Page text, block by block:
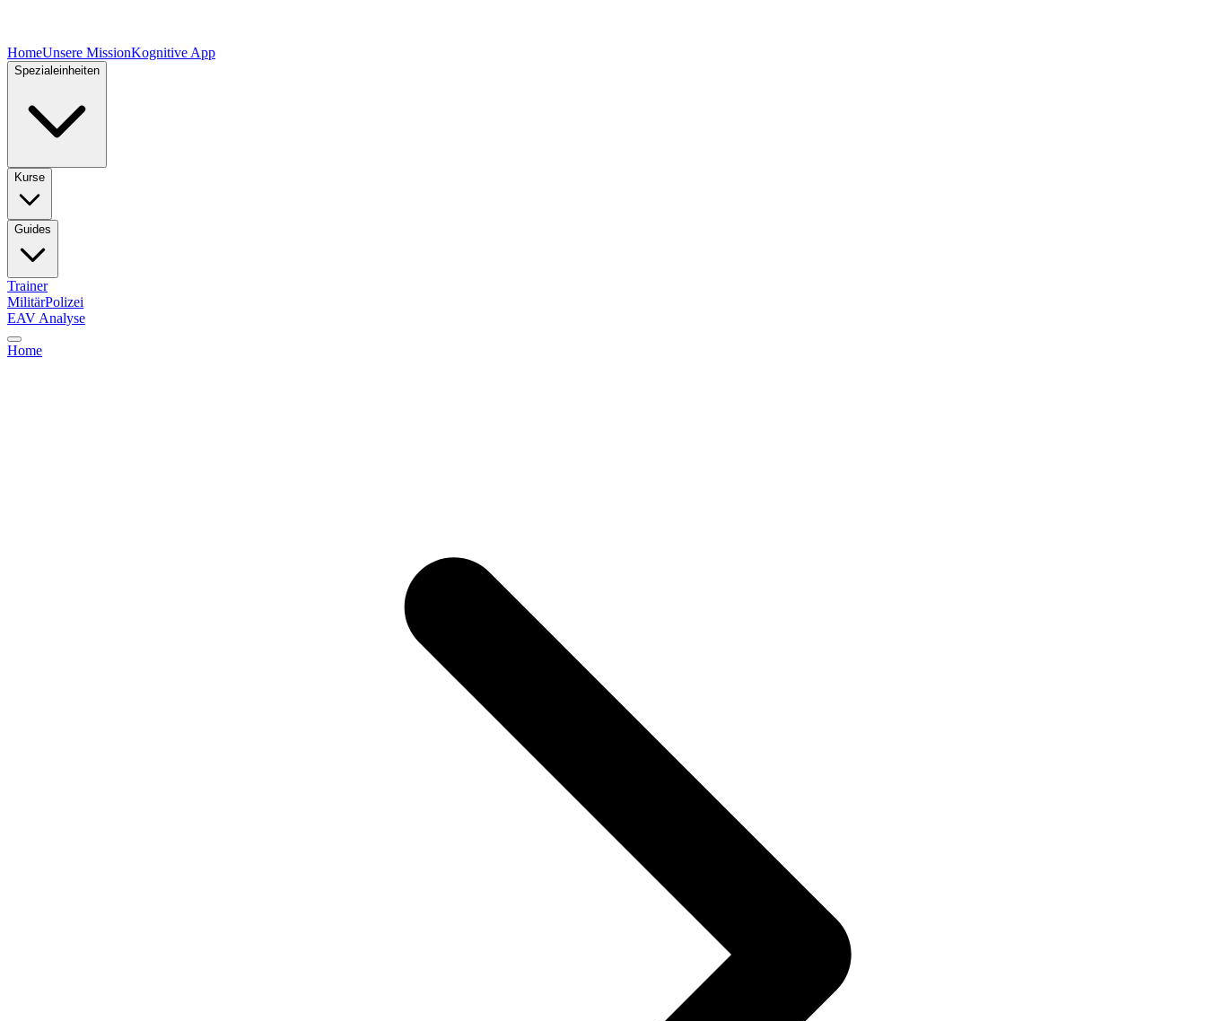
HomeUnsere MissionKognitive App
Spezialeinheiten
Kurse
Guides
Trainer
MilitärPolizei
EAV Analyse
Home